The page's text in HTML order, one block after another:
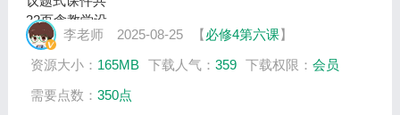
李老师 2025-08-25 【必修4第六课】
资源大小： 165MB 下载人气： 359 下载权限： 会员
需要点数： 350点